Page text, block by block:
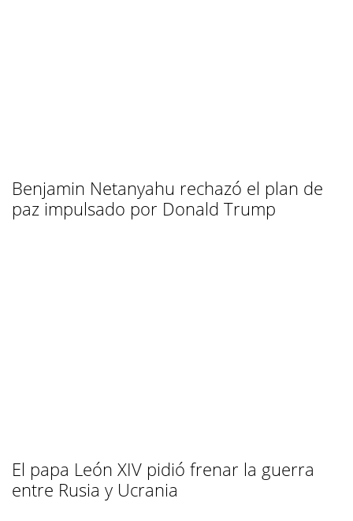
Benjamin Netanyahu rechazó el plan de
paz impulsado por Donald Trump
El papa León XIV pidió frenar la guerra
entre Rusia y Ucrania